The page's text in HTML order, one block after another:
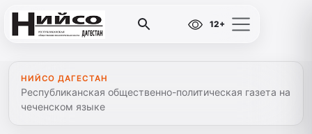
12+
НИЙСО ДАГЕСТАН
Республиканская общественно-политическая газета на
чеченском языке